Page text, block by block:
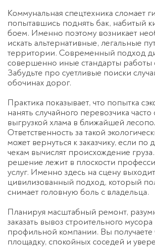
Коммунальная спецтехника сломает
попытавшись поднять бак, набитый
боем. Именно поэтому возникает
искать альтернативные, легальные
территории. Современный подход
совершенно иные стандарты работы
Забудьте про суетливые поиски
обочинах дорог.
Практика показывает, что попытка
нанять случайного перевозчика
выгрузкой хлама в ближайшей
Ответственность за такой
может вернуться к заказчику, если по
чекам вычислят происхождение
решение лежит в плоскости
услуг. Именно здесь на сцену выходит
цивилизованный подход, который
снимает головную боль с владельца.
Планируя масштабный ремонт,
заказать вывоз строительного
профильной компании. Вы получаете
площадку, спокойных соседей и